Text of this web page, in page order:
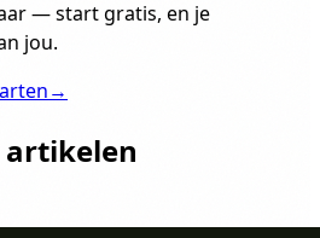
— start gratis, en je
jou.
→
artikelen